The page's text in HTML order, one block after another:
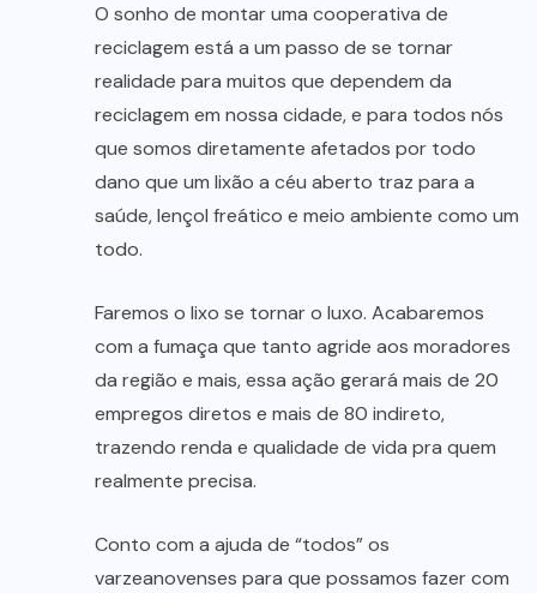
O sonho de montar uma cooperativa de
reciclagem está a um passo de se tornar
realidade para muitos que dependem da
reciclagem em nossa cidade, e para todos nós
que somos diretamente afetados por todo
dano que um lixão a céu aberto traz para a
saúde, lençol freático e meio ambiente como um
todo.
Faremos o lixo se tornar o luxo. Acabaremos
com a fumaça que tanto agride aos moradores
da região e mais, essa ação gerará mais de 20
empregos diretos e mais de 80 indireto,
trazendo renda e qualidade de vida pra quem
realmente precisa.
Conto com a ajuda de “todos” os
varzeanovenses para que possamos fazer com